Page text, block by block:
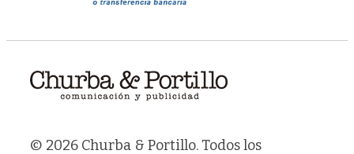
© 2026 Churba & Portillo. Todos los